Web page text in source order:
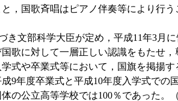
，国歌斉唱はピアノ伴奏等により行う
文部科学大臣が定め，平成11年3月
歌に対して一層正しい認識をもたせ，
式や卒業式等において，国旗を掲揚す
9年度卒業式と平成10年度入学式での
の公立高等学校では100％であった。（